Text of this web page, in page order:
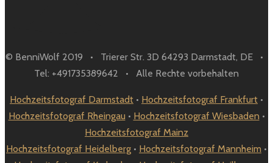
© BenniWolf 2019 • Trierer Str. 3D 64293 Darmstadt, DE •
Tel: +491735389642 • Alle Rechte vorbehalten
Hochzeitsfotograf Darmstadt • Hochzeitsfotograf Frankfurt •
Hochzeitsfotograf Rheingau • Hochzeitsfotograf Wiesbaden •
Hochzeitsfotograf Mainz
Hochzeitsfotograf Heidelberg • Hochzeitsfotograf Mannheim •